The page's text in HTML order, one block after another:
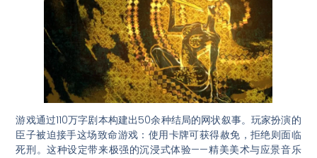
游戏通过110万字剧本构建出50余种结局的网状叙事。玩家扮演的
臣子被迫接手这场致命游戏：使用卡牌可获得赦免，拒绝则面临
死刑。这种设定带来极强的沉浸式体验——精美美术与应景音乐